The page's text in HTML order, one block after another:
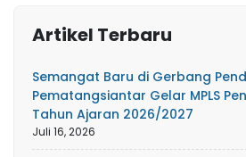
Artikel Terbaru
Semangat Baru di Gerbang
Pematangsiantar Gelar MPLS
Tahun Ajaran 2026/2027
Juli 16, 2026